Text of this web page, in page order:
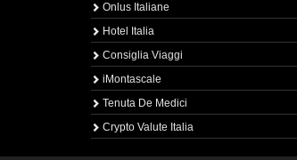
Onlus Italiane
Hotel Italia
Consiglia Viaggi
iMontascale
Tenuta De Medici
Crypto Valute Italia